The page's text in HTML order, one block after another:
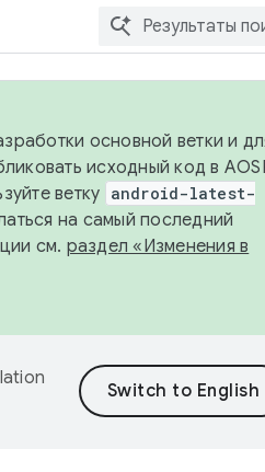
основной ветки и
исходный код в
ветку android-latest-
на самый последний
см. раздел «Изменения в